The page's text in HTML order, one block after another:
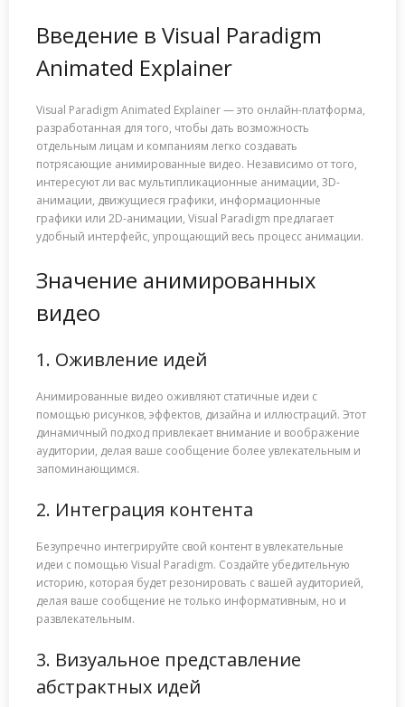
Введение в Visual Paradigm
Animated Explainer
Visual Paradigm Animated Explainer — это онлайн-платформа,
разработанная для того, чтобы дать возможность
отдельным лицам и компаниям легко создавать
потрясающие анимированные видео. Независимо от того,
интересуют ли вас мультипликационные анимации, 3D-
анимации, движущиеся графики, информационные
графики или 2D-анимации, Visual Paradigm предлагает
удобный интерфейс, упрощающий весь процесс анимации.
Значение анимированных
видео
1. Оживление идей
Анимированные видео оживляют статичные идеи с
помощью рисунков, эффектов, дизайна и иллюстраций. Этот
динамичный подход привлекает внимание и воображение
аудитории, делая ваше сообщение более увлекательным и
запоминающимся.
2. Интеграция контента
Безупречно интегрируйте свой контент в увлекательные
идеи с помощью Visual Paradigm. Создайте убедительную
историю, которая будет резонировать с вашей аудиторией,
делая ваше сообщение не только информативным, но и
развлекательным.
3. Визуальное представление
абстрактных идей